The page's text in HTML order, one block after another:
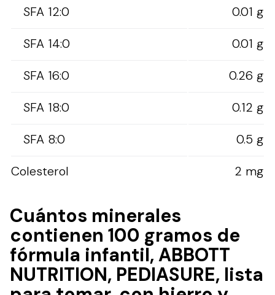
SFA 12:0
0.01 g
SFA 14:0
0.01 g
SFA 16:0
0.26 g
SFA 18:0
0.12 g
SFA 8:0
0.5 g
Colesterol
2 mg
Cuántos minerales
contienen 100 gramos de
fórmula infantil, ABBOTT
NUTRITION, PEDIASURE, lista